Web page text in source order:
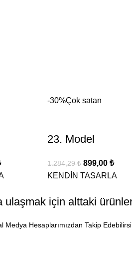
-30%Çok satan
23. Model
1.284,29₺ 899,00 ₺
KENDİN TASARLA
ulaşmak için alttaki
Medya Hesaplarımızdan Takip